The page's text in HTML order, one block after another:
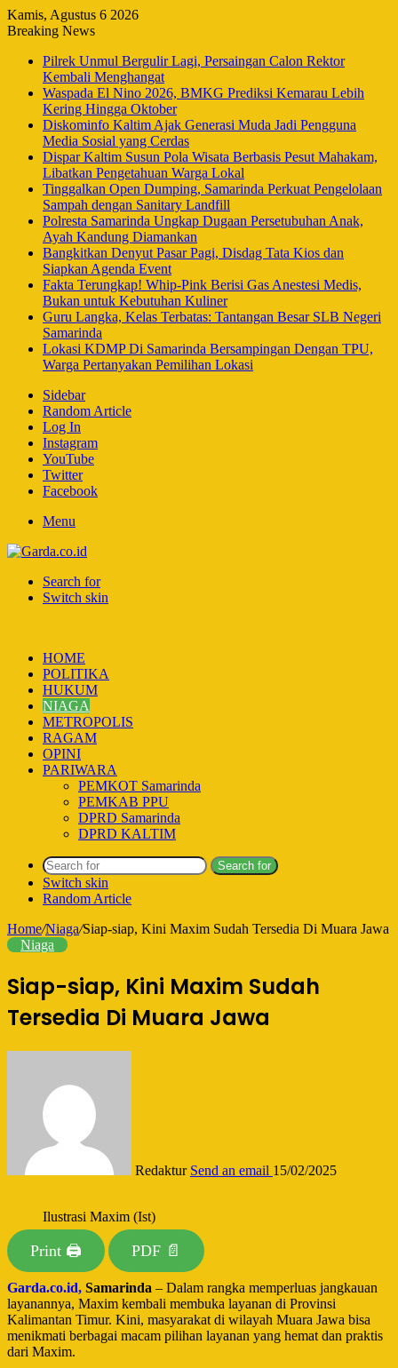
Kamis, Agustus 6 2026
Breaking News
Pilrek Unmul Bergulir Lagi, Persaingan Calon Rektor
Kembali Menghangat
Waspada El Nino 2026, BMKG Prediksi Kemarau Lebih
Kering Hingga Oktober
Diskominfo Kaltim Ajak Generasi Muda Jadi Pengguna
Media Sosial yang Cerdas
Dispar Kaltim Susun Pola Wisata Berbasis Pesut Mahakam,
Libatkan Pengetahuan Warga Lokal
Tinggalkan Open Dumping, Samarinda Perkuat Pengelolaan
Sampah dengan Sanitary Landfill
Polresta Samarinda Ungkap Dugaan Persetubuhan Anak,
Ayah Kandung Diamankan
Bangkitkan Denyut Pasar Pagi, Disdag Tata Kios dan
Siapkan Agenda Event
Fakta Terungkap! Whip-Pink Berisi Gas Anestesi Medis,
Bukan untuk Kebutuhan Kuliner
Guru Langka, Kelas Terbatas: Tantangan Besar SLB Negeri
Samarinda
Lokasi KDMP Di Samarinda Bersampingan Dengan TPU,
Warga Pertanyakan Pemilihan Lokasi
Sidebar
Random Article
Log In
Instagram
YouTube
Twitter
Facebook
Menu
Search for
Switch skin
HOME
POLITIKA
HUKUM
NIAGA
METROPOLIS
RAGAM
OPINI
PARIWARA
PEMKOT Samarinda
PEMKAB PPU
DPRD Samarinda
DPRD KALTIM
Search for
Switch skin
Random Article
Home/Niaga/Siap-siap, Kini Maxim Sudah Tersedia Di Muara Jawa
Niaga
Siap-siap, Kini Maxim Sudah
Tersedia Di Muara Jawa
Redaktur Send an email 15/02/2025
Ilustrasi Maxim (Ist)
Print 🖨 PDF 📄
Garda.co.id, Samarinda – Dalam rangka memperluas jangkauan
layanannya, Maxim kembali membuka layanan di Provinsi
Kalimantan Timur. Kini, masyarakat di wilayah Muara Jawa bisa
menikmati berbagai macam pilihan layanan yang hemat dan praktis
dari Maxim.